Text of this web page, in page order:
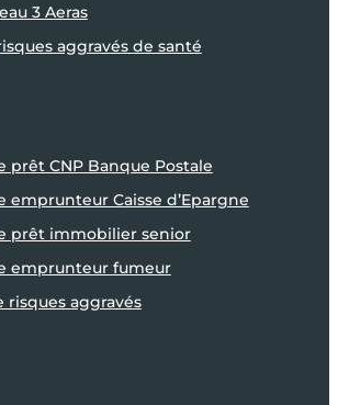
3 Aeras
aggravés de santé
prêt CNP Banque Postale
emprunteur Caisse d’Epargne
prêt immobilier senior
emprunteur fumeur
risques aggravés